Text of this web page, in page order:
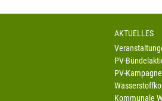
AKTUELLES
PV-
PV-Kampagne
Kommunale